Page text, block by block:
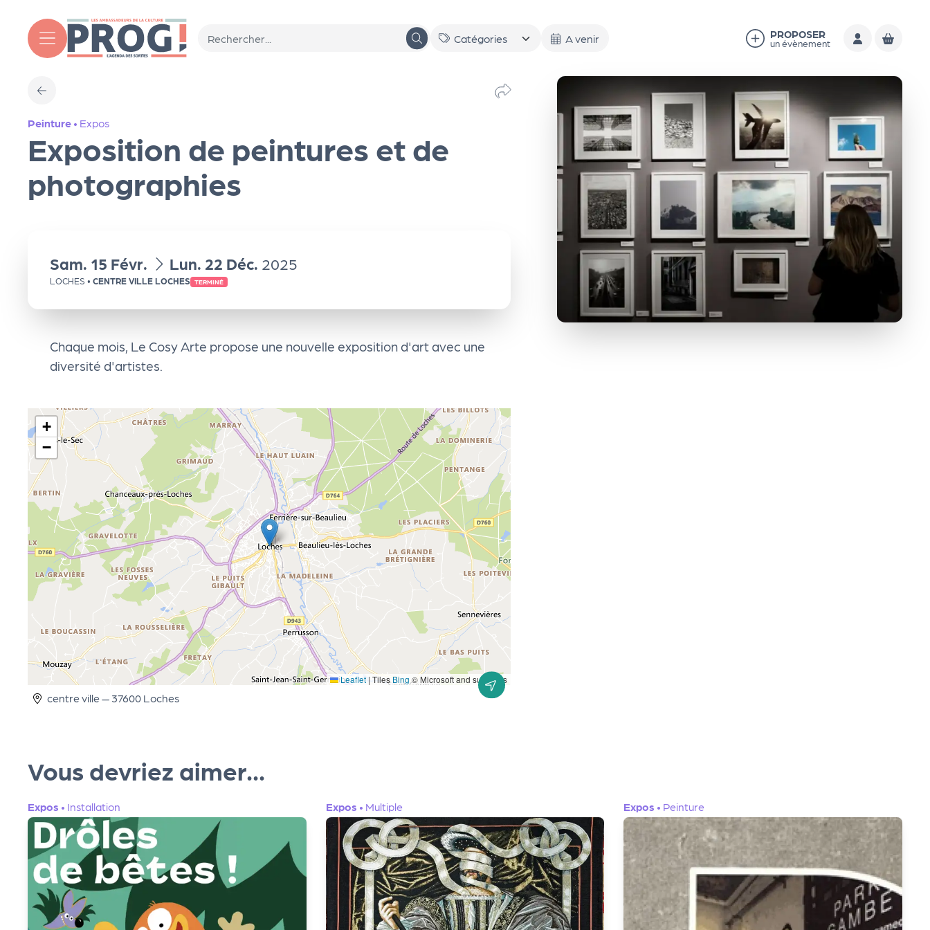
A venir PROPOSER
un évènement
Peinture • Expos
Exposition de peintures et de
photographies
du
Sam. 15 Févr. au
Lun. 22 Déc. 2025
LOCHES • CENTRE VILLE LOCHES TERMINÉ
Chaque mois, Le Cosy Arte propose une nouvelle exposition d'art avec une
diversité d'artistes.
+
−
Leaflet | TilesBing © Microsoft and suppliers
centre ville — 37600 Loches
Vous devriez aimer...
Expos • Installation Expos • Multiple Expos • Peinture
T
o
ut
a
g
e
n
d
a
Le
s
sé
cti
on
P
R
O
G!
P